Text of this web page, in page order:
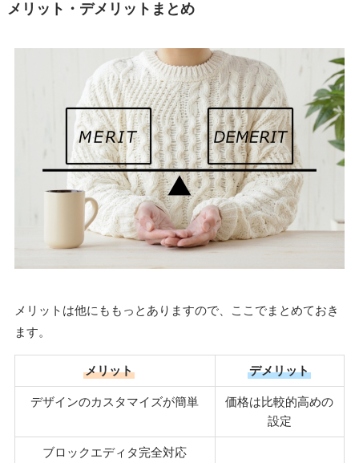
メリット・デメリットまとめ
メリットは他にももっとありますので、ここでまとめておき
ます。
メリット デメリット
デザインのカスタマイズが簡単
価格は比較的高めの
設定
ブロックエディタ完全対応